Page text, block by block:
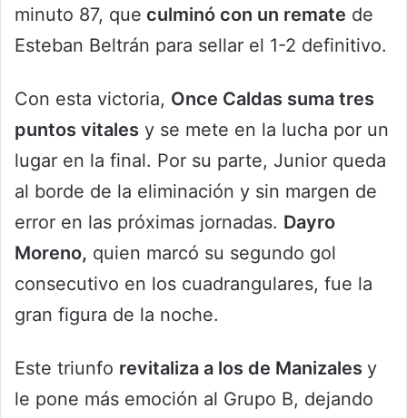
minuto 87, que culminó con un remate de
Esteban Beltrán para sellar el 1-2 definitivo.
Con esta victoria, Once Caldas suma tres
puntos vitales y se mete en la lucha por un
lugar en la final. Por su parte, Junior queda
al borde de la eliminación y sin margen de
error en las próximas jornadas. Dayro
Moreno, quien marcó su segundo gol
consecutivo en los cuadrangulares, fue la
gran figura de la noche.
Este triunfo revitaliza a los de Manizales y
le pone más emoción al Grupo B, dejando